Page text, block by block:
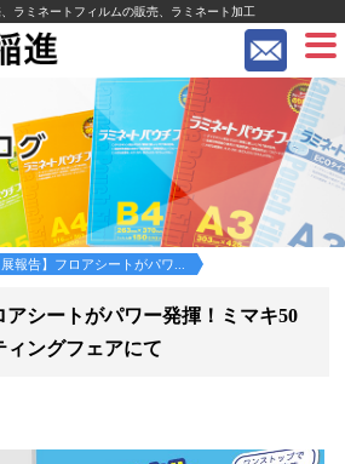
ラミネートフィルムの販売、ラミネート加工
展報告】フロアシートがパワ...
アシートがパワー発揮！ミマキ50
ィングフェアにて